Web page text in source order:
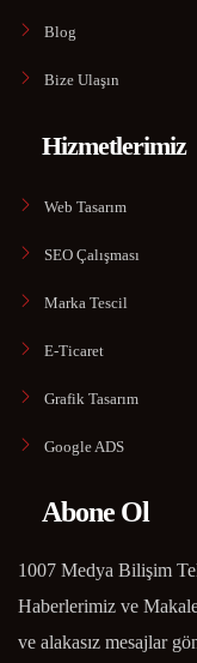
Blog
Bize Ulaşın
Hizmetlerimiz
Web Tasarım
SEO Çalışması
Marka Tescil
E-Ticaret
Grafik Tasarım
Google ADS
Abone Ol
1007 Medya Bilişim
Haberlerimiz ve
ve alakasız mesajlar